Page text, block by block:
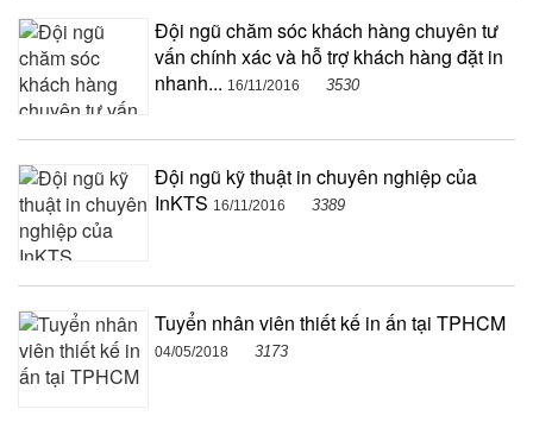
Đội ngũ chăm sóc khách hàng chuyên tư
vấn chính xác và hỗ trợ khách hàng đặt in
nhanh... 16/11/2016 3530
Đội ngũ kỹ thuật in chuyên nghiệp của
InKTS 16/11/2016 3389
Tuyển nhân viên thiết kế in ấn tại TPHCM
04/05/2018 3173